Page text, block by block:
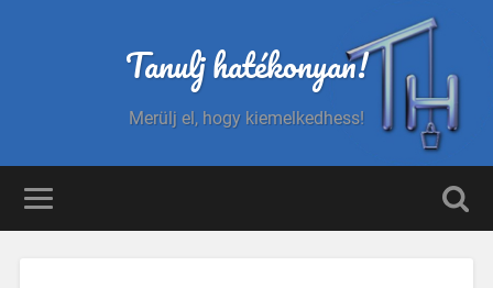
Tanulj hatékonyan!
Merülj el, hogy kiemelkedhess!